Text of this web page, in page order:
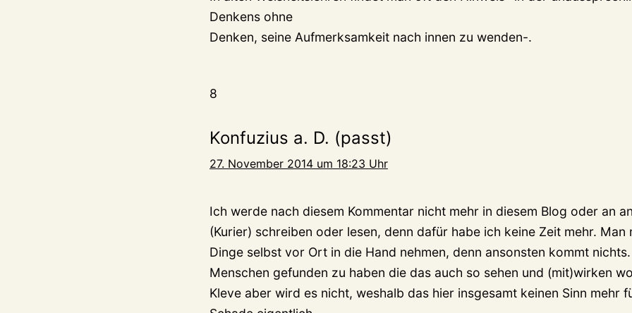
Denkens ohne
Denken, seine Aufmerksamkeit nach innen zu wenden-.
8
Konfuzius a. D. (passt)
27. November 2014 um 18:23 Uhr
Ich werde nach diesem Kommentar nicht mehr in diesem Blog oder an
(Kurier) schreiben oder lesen, denn dafür habe ich keine Zeit mehr. Man
Dinge selbst vor Ort in die Hand nehmen, denn ansonsten kommt
Menschen gefunden zu haben die das auch so sehen und (mit)wirken
Kleve aber wird es nicht, weshalb das hier insgesamt keinen Sinn mehr